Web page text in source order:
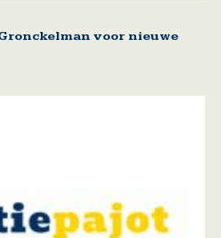
voor nieuwe